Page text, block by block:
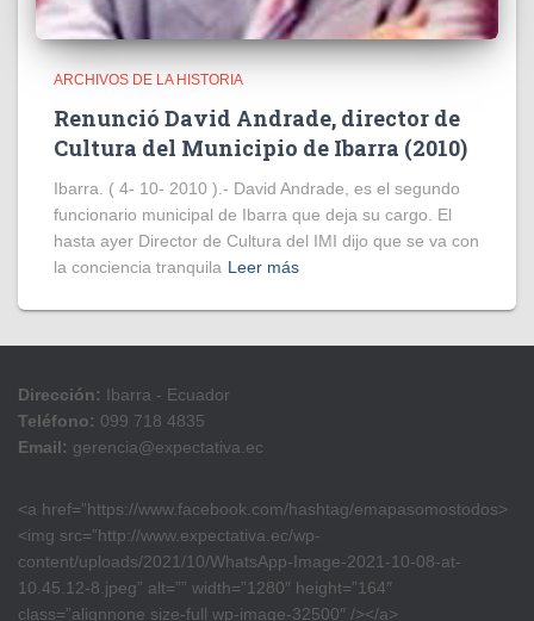
ARCHIVOS DE LA HISTORIA
Renunció David Andrade, director de
Cultura del Municipio de Ibarra (2010)
Ibarra. ( 4- 10- 2010 ).- David Andrade, es el segundo
funcionario municipal de Ibarra que deja su cargo. El
hasta ayer Director de Cultura del IMI dijo que se va con
la conciencia tranquila Leer más
Dirección: Ibarra - Ecuador
Teléfono: 099 718 4835
Email: gerencia@expectativa.ec
<a href=”https://www.facebook.com/hashtag/emapasomostodos>
<img src=”http://www.expectativa.ec/wp-
content/uploads/2021/10/WhatsApp-Image-2021-10-08-at-
10.45.12-8.jpeg” alt=”” width=”1280″ height=”164″
class=”alignnone size-full wp-image-32500″ /></a>